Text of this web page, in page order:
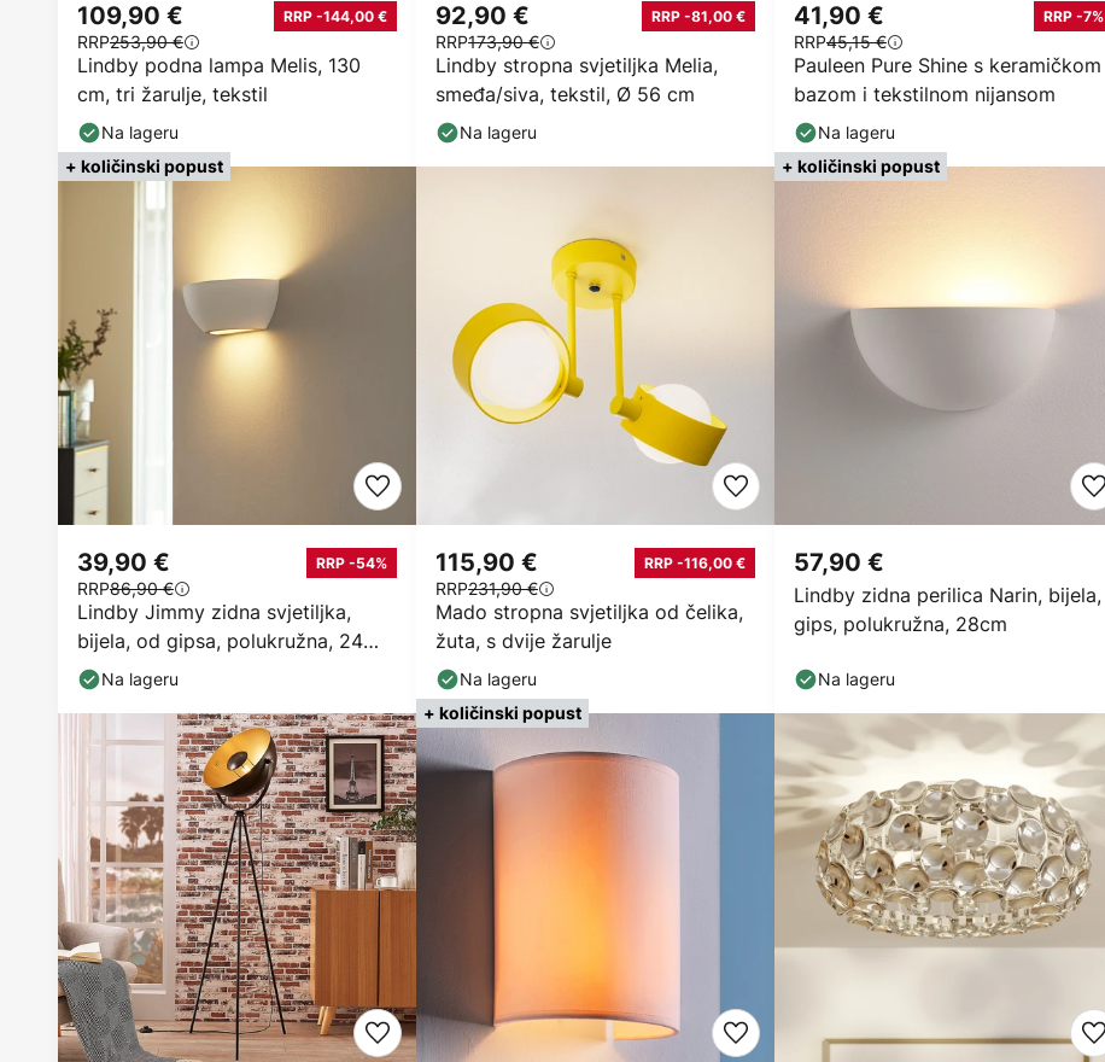
Lindby podna lampa Melis, 130
cm, tri žarulje, tekstil
109,90 € RRP -144,00 €
RRP253,90 €
Na lageru
Lindby stropna svjetiljka Melia,
smeđa/siva, tekstil, Ø 56 cm
92,90 € RRP -81,00 €
RRP173,90 €
Na lageru
Pauleen Pure Shine s keramičkom
bazom i tekstilnom nijansom
41,90 € RRP -7%
RRP45,15 €
Na lageru
+ količinski popust
Lindby Jimmy zidna svjetiljka,
bijela, od gipsa, polukružna, 24
cm, E14
39,90 € RRP -54%
RRP86,90 €
Na lageru
Mado stropna svjetiljka od čelika,
žuta, s dvije žarulje
115,90 € RRP -116,00 €
RRP231,90 €
Na lageru
+ količinski popust
Lindby zidna perilica Narin, bijela,
gips, polukružna, 28cm
57,90 €
Na lageru
+ količinski popust